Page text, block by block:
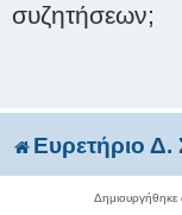
συζητήσεων;
Ευρετήριο Δ.
Δημιουργήθηκε